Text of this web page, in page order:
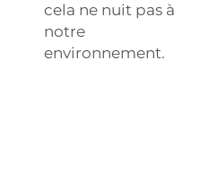
cela ne nuit pas à
notre
environnement.